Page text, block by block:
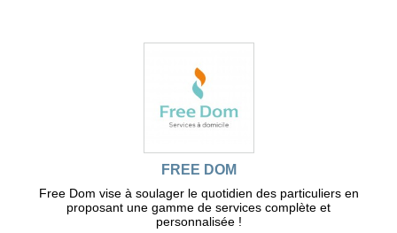
FREE DOM
Free Dom vise à soulager le quotidien des particuliers en
proposant une gamme de services complète et
personnalisée !